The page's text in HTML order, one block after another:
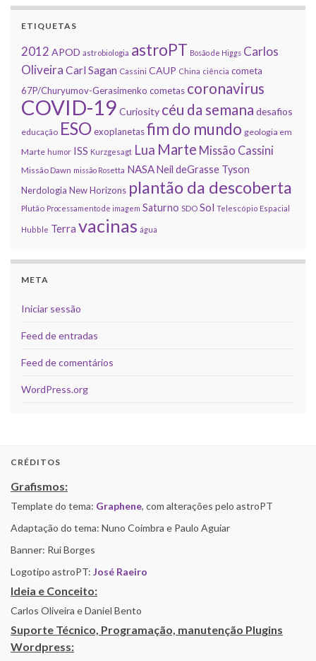
ETIQUETAS
2012 APOD astrobiologia astroPT Bosão de Higgs Carlos
Oliveira Carl Sagan Cassini CAUP China ciência cometa
67P/Churyumov-Gerasimenko cometas coronavirus
COVID-19 Curiosity céu da semana desafios
educação ESOexoplanetasfim do mundo geologia em
Marte humor ISS Kurzgesagt Lua Marte Missão Cassini
Missão Dawn missão Rosetta NASANeil deGrasse Tyson
Nerdologia New Horizons plantão da descoberta
Plutão Processamento de imagem Saturno SDO Sol Telescópio Espacial
Hubble Terra vacinas água
META
Iniciar sessão
Feed de entradas
Feed de comentários
WordPress.org
CRÉDITOS
Grafismos:
Template do tema: Graphene, com alterações pelo astroPT
Adaptação do tema: Nuno Coimbra e Paulo Aguiar
Banner: Rui Borges
Logotipo astroPT: José Raeiro
Ideia e Conceito:
Carlos Oliveira e Daniel Bento
Suporte Técnico, Programação, manutenção Plugins
Wordpress: